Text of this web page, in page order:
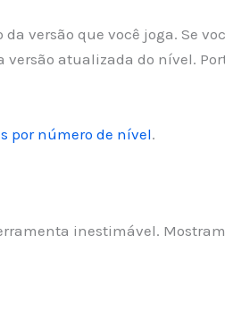
versão que você joga. Se
atualizada do nível.
por número de nível.
inestimável.